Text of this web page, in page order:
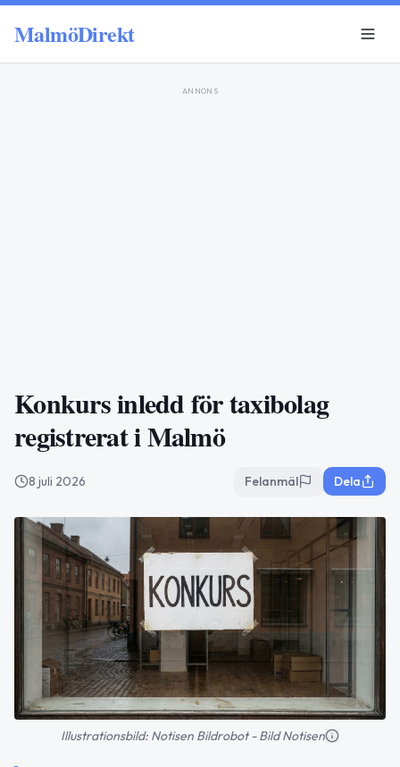
MalmöDirekt
ANNONS
Konkurs inledd för taxibolag
registrerat i Malmö
8 juli 2026 Felanmäl Dela
Illustrationsbild: Notisen Bildrobot - Bild Notisen